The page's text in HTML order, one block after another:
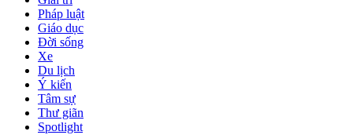
Pháp luật
Giáo dục
Đời sống
Xe
Du lịch
Ý kiến
Tâm sự
Thư giãn
Spotlight